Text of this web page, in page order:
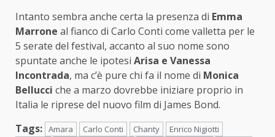
Intanto sembra anche certa la presenza di Emma
Marrone al fianco di Carlo Conti come valletta per le
5 serate del festival, accanto al suo nome sono
spuntate anche le ipotesi Arisa e Vanessa
Incontrada, ma c’è pure chi fa il nome di Monica
Bellucci che a marzo dovrebbe iniziare proprio in
Italia le riprese del nuovo film di James Bond.
Tags: Amara Carlo Conti Chanty
Enrico Nigiotti